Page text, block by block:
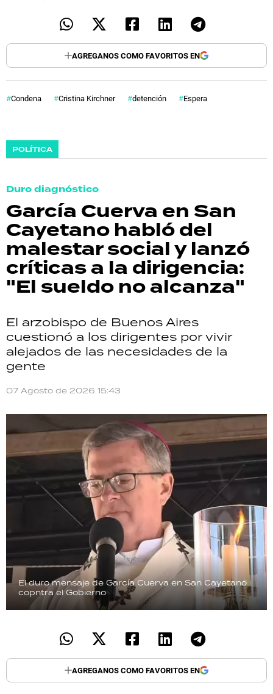
AGREGANOS COMO FAVORITOS EN
Condena Cristina Kirchner detención Espera
POLÍTICA
Duro diagnóstico
García Cuerva en San
Cayetano habló del
malestar social y lanzó
críticas a la dirigencia:
"El sueldo no alcanza"
El arzobispo de Buenos Aires
cuestionó a los dirigentes por vivir
alejados de las necesidades de la
gente
07 Agosto de 2026 15:43
El duro mensaje de García Cuerva en San Cayetano
copntra el Gobierno
AGREGANOS COMO FAVORITOS EN